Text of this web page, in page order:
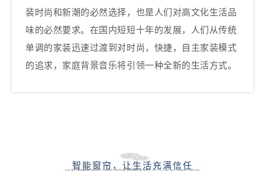
装时尚和新潮的必然选择，也是人们对高文化生活品
味的必然要求。在国内短短十年的发展，人们从传统
单调的家装迅速过渡到对时尚，快捷，自主家装模式
的追求，家庭背景音乐将引领一种全新的生活方式。
智能窗帘，让生活充满信任